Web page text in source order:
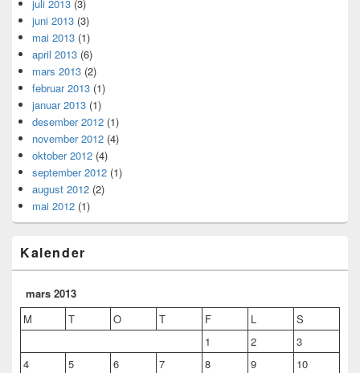
juli 2013 (3)
juni 2013 (3)
mai 2013 (1)
april 2013 (6)
mars 2013 (2)
februar 2013 (1)
januar 2013 (1)
desember 2012 (1)
november 2012 (4)
oktober 2012 (4)
september 2012 (1)
august 2012 (2)
mai 2012 (1)
Kalender
mars 2013
M
T O T F L
S
1
2
3
4
5 6 7 8 9
10